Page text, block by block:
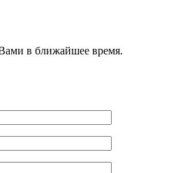
в ближайшее время.